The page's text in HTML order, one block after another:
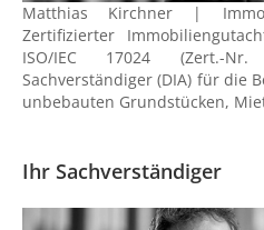
Matthias Kirchner |
Zertifizierter
ISO/IEC 17024 (Zert.-
Sachverständiger (DIA) für die
unbebauten Grundstücken,
Ihr Sachverständiger